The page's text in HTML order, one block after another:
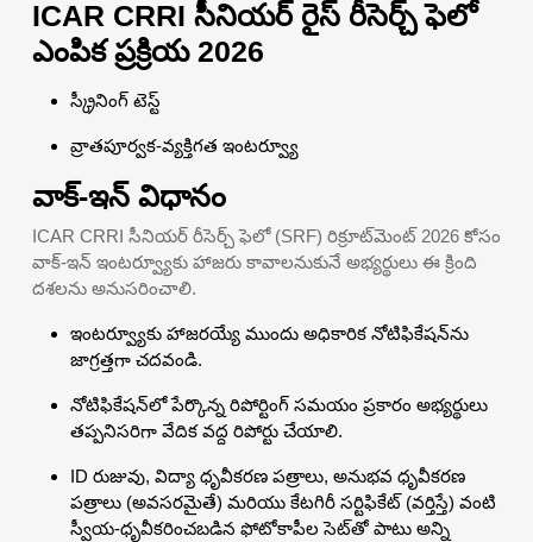
ICAR CRRI సీనియర్ రైస్ రీసెర్చ్ ఫెలో
ఎంపిక ప్రక్రియ 2026
స్క్రీనింగ్ టెస్ట్
వ్రాతపూర్వక-వ్యక్తిగత ఇంటర్వ్యూ
వాక్-ఇన్ విధానం
ICAR CRRI సీనియర్ రీసెర్చ్ ఫెలో (SRF) రిక్రూట్‌మెంట్ 2026 కోసం
వాక్-ఇన్ ఇంటర్వ్యూకు హాజరు కావాలనుకునే అభ్యర్థులు ఈ క్రింది
దశలను అనుసరించాలి.
ఇంటర్వ్యూకు హాజరయ్యే ముందు అధికారిక నోటిఫికేషన్‌ను
జాగ్రత్తగా చదవండి.
నోటిఫికేషన్‌లో పేర్కొన్న రిపోర్టింగ్ సమయం ప్రకారం అభ్యర్థులు
తప్పనిసరిగా వేదిక వద్ద రిపోర్టు చేయాలి.
ID రుజువు, విద్యా ధృవీకరణ పత్రాలు, అనుభవ ధృవీకరణ
పత్రాలు (అవసరమైతే) మరియు కేటగిరీ సర్టిఫికేట్ (వర్తిస్తే) వంటి
స్వీయ-ధృవీకరించబడిన ఫోటోకాపీల సెట్‌తో పాటు అన్ని